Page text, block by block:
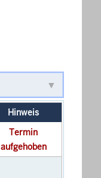
Hinweis
Termin
aufgehoben